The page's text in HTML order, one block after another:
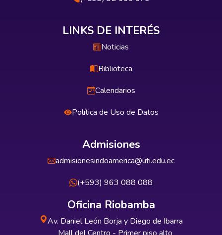
LINKS DE INTERÉS
Noticias
Biblioteca
Calendarios
Política de Uso de Datos
Admisiones
admisionesindoamerica@uti.edu.ec
(+593) 963 088 088
Oficina Riobamba
Av. Daniel León Borja y Diego de Ibarra